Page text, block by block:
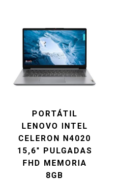
PORTÁTIL
LENOVO INTEL
CELERON N4020
15,6″ PULGADAS
FHD MEMORIA
8GB